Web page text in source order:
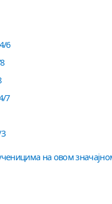
6
7
на овом